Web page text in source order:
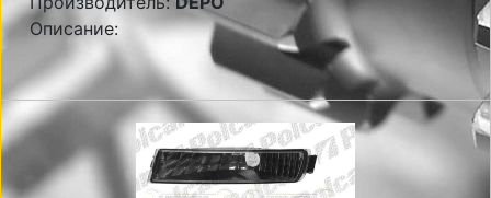
Описание: